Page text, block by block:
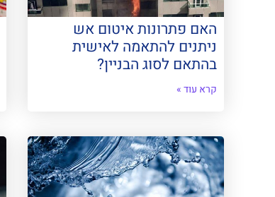
האם פתרונות איטום אש
ניתנים להתאמה לאישית
בהתאם לסוג הבניין?
קרא עוד »